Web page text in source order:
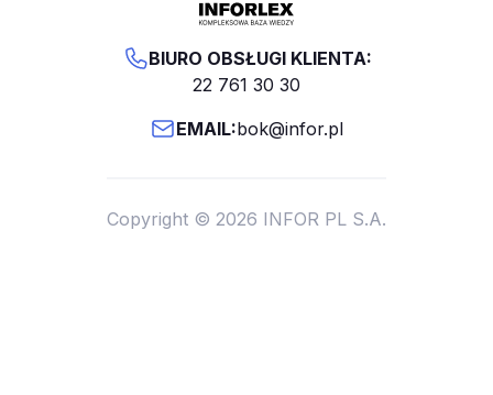
BIURO OBSŁUGI KLIENTA:
22 761 30 30
EMAIL:bok@infor.pl
Copyright © 2026 INFOR PL S.A.